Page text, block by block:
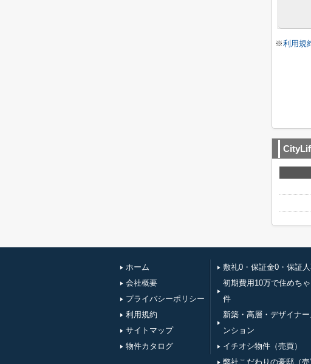
※利用規
ホーム
会社概要
プライバシーポリシー
利用規約
サイトマップ
物件カタログ
敷礼0・保証金0・保証
初期費用10万で住めち
件
新築・高層・デザイナー
ンション
イチオシ物件（売買）
弊社こだわりの豪邸（売